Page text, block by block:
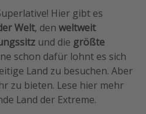
Hier gibt es
Welt, den weltweit
und die größte
schon dafür lohnt es sich
Land zu besuchen. Aber
zu bieten. Lese hier mehr
Land der Extreme.